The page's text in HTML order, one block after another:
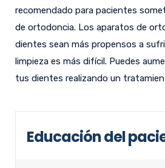
recomendado para pacientes
de ortodoncia. Los aparatos de
dientes sean más propensos a
limpieza es más difícil. Puedes
tus dientes realizando un
Educación del